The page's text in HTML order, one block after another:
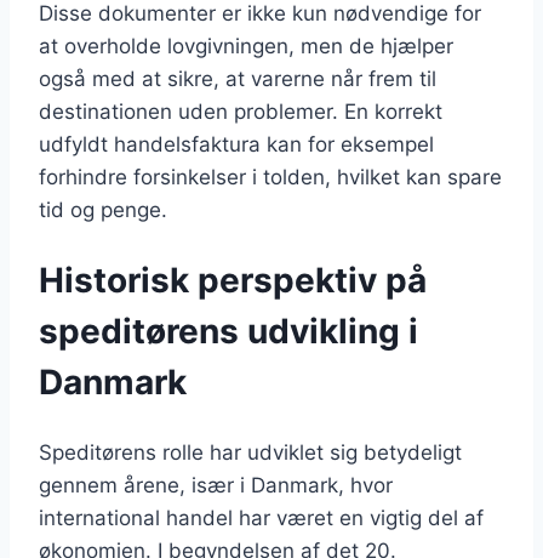
Disse dokumenter er ikke kun nødvendige for
at overholde lovgivningen, men de hjælper
også med at sikre, at varerne når frem til
destinationen uden problemer. En korrekt
udfyldt handelsfaktura kan for eksempel
forhindre forsinkelser i tolden, hvilket kan spare
tid og penge.
Historisk perspektiv på
speditørens udvikling i
Danmark
Speditørens rolle har udviklet sig betydeligt
gennem årene, især i Danmark, hvor
international handel har været en vigtig del af
økonomien. I begyndelsen af det 20.